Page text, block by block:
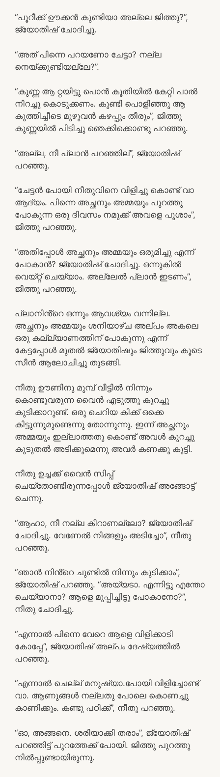
“പൂറീക്ക് ഊക്കൻ കുണ്ടിയാ അല്ലെ ജിത്തു?”,
ജ്യോതിഷ് ചോദിച്ചു.
“അത് പിന്നെ പറയണോ ചേട്ടാ? നല്ല
നെയ്ക്കുണ്ടിയല്ലേ?”.
“കുണ്ണ ആ റ്റയിട്ടു പൊൻ കൂതിയിൽ കേറ്റി പാൽ
നിറച്ചു കൊടുക്കണം. കുണ്ടി പൊളിഞ്ഞു ആ
കൂത്തിച്ചീടെ മുഴുവൻ കഴപ്പും തീരും”, ജിത്തു
കുണ്ണയിൽ പിടിച്ചു ഞെക്കിക്കൊണ്ടു പറഞ്ഞു.
“അല്ല, നീ പ്ലാൻ പറഞ്ഞില്”, ജ്യോതിഷ്
പറഞ്ഞു.
“ചേട്ടൻ പോയി നീതുവിനെ വിളിച്ചു കൊണ്ട് വാ
ആദ്യം. പിന്നെ അച്ഛനും അമ്മയും പുറത്തു
പോകുന്ന ഒരു ദിവസം നമുക്ക് അവളെ പൂശാം”,
ജിത്തു പറഞ്ഞു.
“അതിപ്പോൾ അച്ഛനും അമ്മയും ഒരുമിച്ചു എന്ന്
പോകാൻ? ജ്യോതിഷ് ചോദിച്ചു. ഒന്നുകിൽ
വെയ്റ്റ് ചെയ്യാം. അല്ലേൽ പ്ലാൻ ഇടണം”,
ജിത്തു പറഞ്ഞു.
പ്ലാനിൻ്റെ ഒന്നും ആവശ്യം വന്നില്ല.
അച്ഛനും അമ്മയും ശനിയാഴ്ച അല്പം അകലെ
ഒരു കല്ല്യാണത്തിന് പോകുന്നു എന്ന്
കേട്ടപ്പോൾ മുതൽ ജ്യോതിഷും ജിത്തുവും കൂടെ
സീൻ ആലോചിച്ചു തുടങ്ങി.
നീതു ഊണിനു മുമ്പ് വീട്ടിൽ നിന്നും
കൊണ്ടുവരുന്ന വൈൻ എടുത്തു കുറച്ചു
കുടിക്കാറുണ്ട്. ഒരു ചെറിയ കിക്ക് ഒക്കെ
കിട്ടുന്നുമുണ്ടെന്നു തോന്നുന്നു. ഇന്ന് അച്ഛനും
അമ്മയും ഇല്ലാത്തതു കൊണ്ട് അവൾ കുറച്ചു
കൂടുതൽ അടിക്കുമെന്നു അവർ കണക്കു കൂട്ടി.
നീതു ഉച്ചക്ക് വൈൻ സിപ്പ്
ചെയ്തോണ്ടിരുന്നപ്പോൾ ജ്യോതിഷ് അങ്ങോട്ട്
ചെന്നു.
“ആഹാ, നീ നല്ല കീറാണല്ലോ? ജ്യോതിഷ്
ചോദിച്ചു. വേണേൽ നിങ്ങളും അടിച്ചോ”, നീതു
പറഞ്ഞു.
“ഞാൻ നിൻ്റെ ചുണ്ടിൽ നിന്നും കുടിക്കാം”,
ജ്യോതിഷ് പറഞ്ഞു. “അയ്യടാ. എന്നിട്ടു എന്തോ
ചെയ്യാനാ? ആളെ മൂപ്പിച്ചിട്ടു പോകാനോ?”,
നീതു ചോദിച്ചു.
“എന്നാൽ പിന്നെ വേറെ ആളെ വിളിക്കാടി
കോപ്പേ”, ജ്യോതിഷ് അല്പം ദേഷ്യത്തിൽ
പറഞ്ഞു.
“എന്നാൽ ചെല്ല് മനുഷ്യാ.പോയി വിളിച്ചോണ്ട്
വാ. ആണുങ്ങൾ നല്ലതു പോലെ കൊണച്ചു
കാണിക്കും. കണ്ടു പഠിക്ക്”, നീതു പറഞ്ഞു.
“ഓ, അങ്ങനെ. ശരിയാക്കി തരാം”, ജ്യോതിഷ്
പറഞ്ഞിട്ട് പുറത്തേക്ക് പോയി. ജിത്തു പുറത്തു
നിൽപ്പുണ്ടായിരുന്നു.